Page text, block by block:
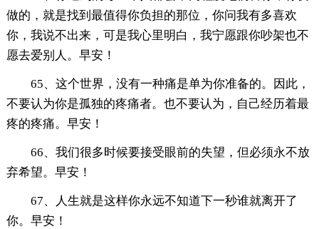
做的，就是找到最值得你负担的那位，你问我有多喜欢
你，我说不出来，可是我心里明白，我宁愿跟你吵架也不
愿去爱别人。早安！
65、这个世界，没有一种痛是单为你准备的。因此，
不要认为你是孤独的疼痛者。也不要认为，自己经历着最
疼的疼痛。早安！
66、我们很多时候要接受眼前的失望，但必须永不放
弃希望。早安！
67、人生就是这样你永远不知道下一秒谁就离开了
你。早安！